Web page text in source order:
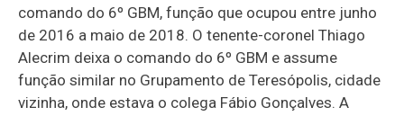
comando do 6º GBM, função que ocupou entre junho
de 2016 a maio de 2018. O tenente-coronel Thiago
Alecrim deixa o comando do 6º GBM e assume
função similar no Grupamento de Teresópolis, cidade
vizinha, onde estava o colega Fábio Gonçalves. A